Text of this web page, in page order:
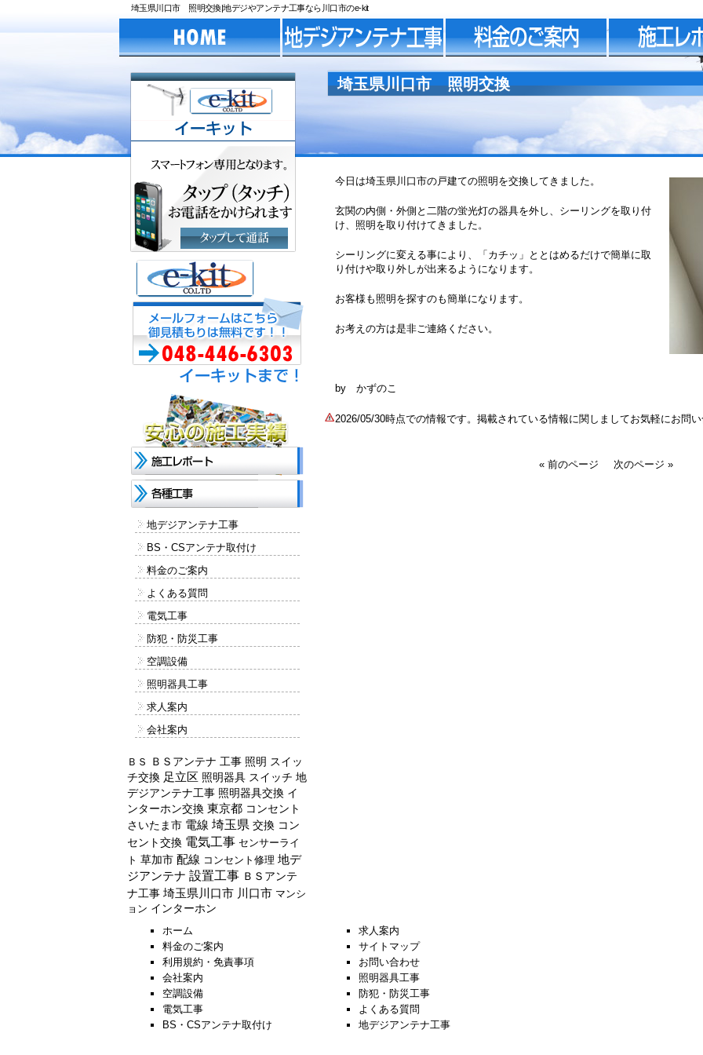
埼玉県川口市 照明交換|地デジやアンテナ工事なら川口市のe-kit
埼玉県川口市 照明交換
今日は埼玉県川口市の戸建ての照明を交換してきました。
玄関の内側・外側と二階の蛍光灯の器具を外し、シーリングを取り付
け、照明を取り付けてきました。
シーリングに変える事により、「カチッ」ととはめるだけで簡単に取
り付けや取り外しが出来るようになります。
お客様も照明を探すのも簡単になります。
お考えの方は是非ご連絡ください。
by かずのこ
2026/05/30時点での情報です。掲載されている情報に関しましてお気軽にお問い
« 前のページ 次のページ »
地デジアンテナ工事
BS・CSアンテナ取付け
料金のご案内
よくある質問
電気工事
防犯・防災工事
空調設備
照明器具工事
求人案内
会社案内
ＢＳ ＢＳアンテナ 工事 照明 スイッ
チ交換 足立区 照明器具 スイッチ 地
デジアンテナ工事 照明器具交換 イ
ンターホン交換 東京都 コンセント
さいたま市 電線 埼玉県 交換 コン
セント交換 電気工事 センサーライ
ト 草加市 配線 コンセント修理 地デ
ジアンテナ 設置工事 ＢＳアンテ
ナ工事 埼玉県川口市 川口市 マンシ
ョン インターホン
ホーム
求人案内
料金のご案内
サイトマップ
利用規約・免責事項
お問い合わせ
会社案内
照明器具工事
空調設備
防犯・防災工事
電気工事
よくある質問
BS・CSアンテナ取付け
地デジアンテナ工事